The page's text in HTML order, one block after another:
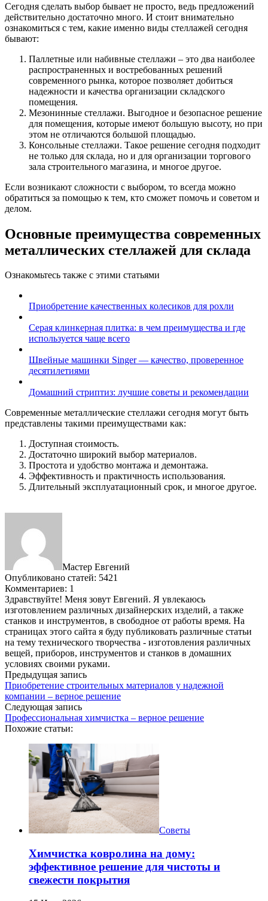
Сегодня сделать выбор бывает не просто, ведь предложений
действительно достаточно много. И стоит внимательно
ознакомиться с тем, какие именно виды стеллажей сегодня
бывают:
Паллетные или набивные стеллажи – это два наиболее
распространенных и востребованных решений
современного рынка, которое позволяет добиться
надежности и качества организации складского
помещения.
Мезонинные стеллажи. Выгодное и безопасное решение
для помещения, которые имеют большую высоту, но при
этом не отличаются большой площадью.
Консольные стеллажи. Такое решение сегодня подходит
не только для склада, но и для организации торгового
зала строительного магазина, и многое другое.
Если возникают сложности с выбором, то всегда можно
обратиться за помощью к тем, кто сможет помочь и советом и
делом.
Основные преимущества современных
металлических стеллажей для склада
Ознакомьтесь также с этими статьями
Приобретение качественных колесиков для рохли
Серая клинкерная плитка: в чем преимущества и где
используется чаще всего
Швейные машинки Singer — качество, проверенное
десятилетиями
Домашний стриптиз: лучшие советы и рекомендации
Современные металлические стеллажи сегодня могут быть
представлены такими преимуществами как:
Доступная стоимость.
Достаточно широкий выбор материалов.
Простота и удобство монтажа и демонтажа.
Эффективность и практичность использования.
Длительный эксплуатационный срок, и многое другое.
Мастер Евгений
Опубликовано статей: 5421
Комментариев: 1
Здравствуйте! Меня зовут Евгений. Я увлекаюсь
изготовлением различных дизайнерских изделий, а также
станков и инструментов, в свободное от работы время. На
страницах этого сайта я буду публиковать различные статьи
на тему технического творчества - изготовления различных
вещей, приборов, инструментов и станков в домашних
условиях своими руками.
Предыдущая запись
Приобретение строительных материалов у надежной
компании – верное решение
Следующая запись
Профессиональная химчистка – верное решение
Похожие статьи:
Советы
Химчистка ковролина на дому:
эффективное решение для чистоты и
свежести покрытия